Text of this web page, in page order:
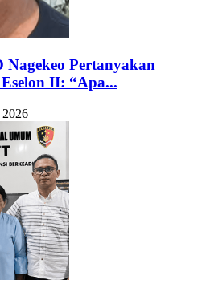
Pertanyakan
II: “Apa...